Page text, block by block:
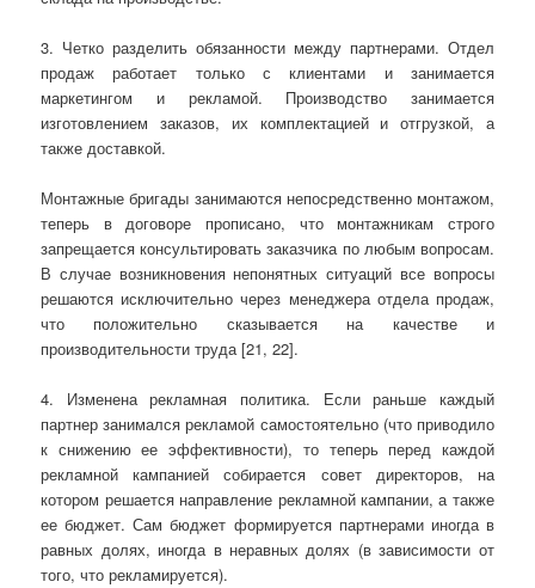
3. Четко разделить обязанности между партнерами. Отдел
продаж работает только с клиентами и занимается
маркетингом и рекламой. Производство занимается
изготовлением заказов, их комплектацией и отгрузкой, а
также доставкой.
Монтажные бригады занимаются непосредственно монтажом,
теперь в договоре прописано, что монтажникам строго
запрещается консультировать заказчика по любым вопросам.
В случае возникновения непонятных ситуаций все вопросы
решаются исключительно через менеджера отдела продаж,
что положительно сказывается на качестве и
производительности труда [21, 22].
4. Изменена рекламная политика. Если раньше каждый
партнер занимался рекламой самостоятельно (что приводило
к снижению ее эффективности), то теперь перед каждой
рекламной кампанией собирается совет директоров, на
котором решается направление рекламной кампании, а также
ее бюджет. Сам бюджет формируется партнерами иногда в
равных долях, иногда в неравных долях (в зависимости от
того, что рекламируется).